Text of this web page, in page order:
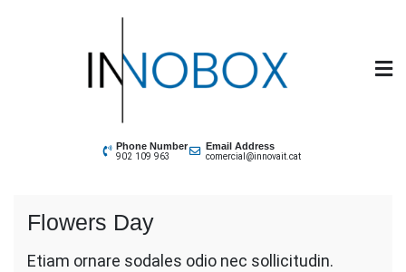
INNOBOX
Phone Number
902 109 963
Email Address
comercial@innovait.cat
Flowers Day
Etiam ornare sodales odio nec sollicitudin.